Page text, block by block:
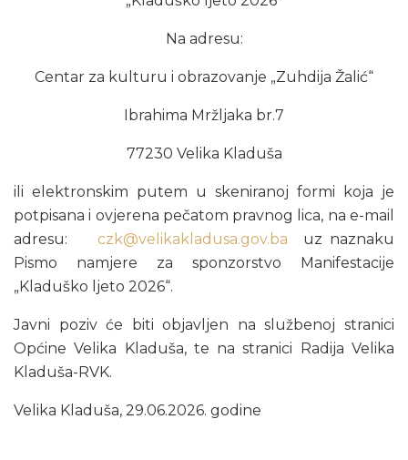
Na adresu:
Centar za kulturu i obrazovanje „Zuhdija Žalić“
Ibrahima Mržljaka br.7
77230 Velika Kladuša
ili elektronskim putem u skeniranoj formi koja je
potpisana i ovjerena pečatom pravnog lica, na e-mail
adresu: czk@velikakladusa.gov.ba uz naznaku
Pismo namjere za sponzorstvo Manifestacije
„Kladuško ljeto 2026“.
Javni poziv će biti objavljen na službenoj stranici
Općine Velika Kladuša, te na stranici Radija Velika
Kladuša-RVK.
Velika Kladuša, 29.06.2026. godine